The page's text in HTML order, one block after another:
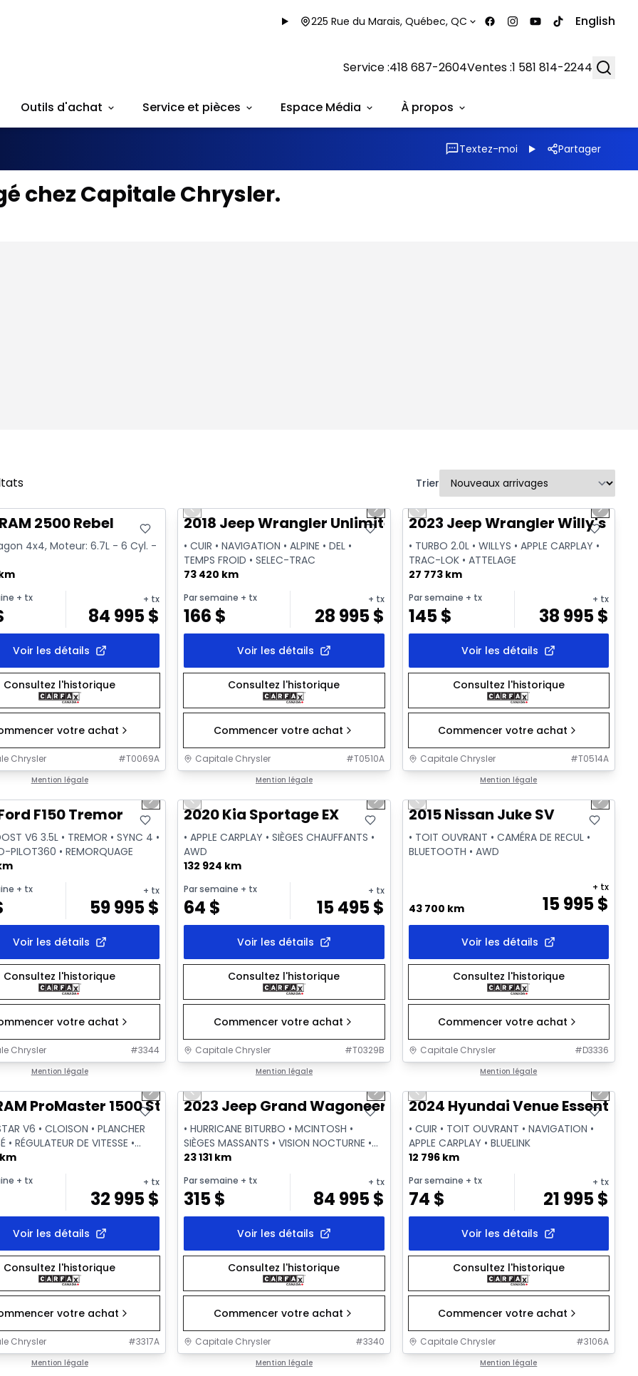
225 Rue du Marais, Québec, QC English
Service :418 687-2604Ventes :1 581 814-2244
Outils d'achat Service et pièces Espace Média À propos
Textez-moi Partager
chez Capitale Chrysler.
Trier
offre
2500 Rebel
4x4, Moteur: 6.7L - 6 Cyl. -
+ tx + tx
84 995$
Voir les détails
Consultez l'historique
votre achat
Chrysler #T0069A
Mention légale
Previous slide Next slide
2018 Jeep Wrangler Unlimited Sahara
• CUIR • NAVIGATION • ALPINE • DEL •
TEMPS FROID • SELEC-TRAC
73 420 km
Par semaine + tx
166 $
+ tx
28 995$
Voir les détails
Consultez l'historique
Commencer votre achat
Capitale Chrysler #T0510A
Mention légale
Très bonne offre
Previous slide Next
2023 Jeep Wrangler Willy's
• TURBO 2.0L • WILLYS • APPLE CARPLAY •
TRAC-LOK • ATTELAGE
27 773 km
Par semaine + tx
145$
+ tx
38 995$
Voir les détails
Consultez l'historique
Commencer votre achat
Capitale Chrysler #T0514A
Mention légale
offre
slide Next slide
F150 Tremor
V6 3.5L • TREMOR • SYNC 4 •
PILOT360 • REMORQUAGE
+ tx + tx
59 995$
Voir les détails
Consultez l'historique
votre achat
Chrysler #3344
Mention légale
Très bonne offre
Previous slide Next slide
2020 Kia Sportage EX
• APPLE CARPLAY • SIÈGES CHAUFFANTS •
AWD
132 924 km
Par semaine + tx
64 $
+ tx
15 495$
Voir les détails
Consultez l'historique
Commencer votre achat
Capitale Chrysler #T0329B
Mention légale
Vidéo disponible
Très bonne offre
Previous slide Next
2015 Nissan Juke SV
• TOIT OUVRANT • CAMÉRA DE RECUL •
BLUETOOTH • AWD
43 700 km 15 995$
+ tx
Voir les détails
Consultez l'historique
Commencer votre achat
Capitale Chrysler #D3336
Mention légale
offre
slide Next slide
ProMaster 1500 Std Roof
V6 • CLOISON • PLANCHER
• RÉGULATEUR DE VITESSE •
+ tx + tx
32 995$
Voir les détails
Consultez l'historique
votre achat
Chrysler #3317A
Mention légale
Vidéo disponible
Très bonne offre
Previous slide Next slide
2023 Jeep Grand Wagoneer L Series III
• HURRICANE BITURBO • MCINTOSH •
SIÈGES MASSANTS • VISION NOCTURNE •
QUADRA-LIFT
23 131 km
Par semaine + tx
315$
+ tx
84 995$
Voir les détails
Consultez l'historique
Commencer votre achat
Capitale Chrysler #3340
Mention légale
Très bonne offre
Previous slide Next
2024 Hyundai Venue Essential
• CUIR • TOIT OUVRANT • NAVIGATION •
APPLE CARPLAY • BLUELINK
12 796 km
Par semaine + tx
74 $
+ tx
21 995$
Voir les détails
Consultez l'historique
Commencer votre achat
Capitale Chrysler #3106A
Mention légale
offre Très bonne offre Très bonne offre